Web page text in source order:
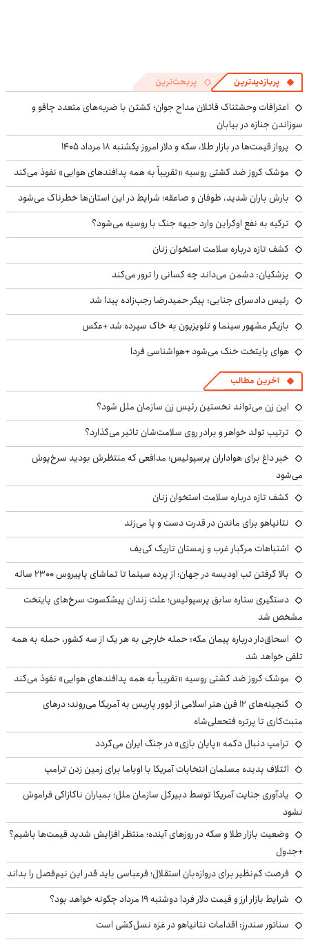
پربازدیدترین پربحث‌ترین
اعترافات وحشتناک قاتلان مداح جوان؛ کشتن با ضربه‌های متعدد چاقو و
سوزاندن جنازه در بیابان
پرواز قیمت‌ها در بازار طلا، سکه و دلار امروز یکشنبه ۱۸ مرداد ۱۴۰۵
موشک کروز ضد کشتی روسیه «تقریباً به همه پدافندهای هوایی» نفوذ می‌کند
بارش باران شدید، طوفان و صاعقه؛ شرایط در این استان‌ها خطرناک می‌شود
ترکیه به نفع اوکراین وارد جبهه جنگ با روسیه می‌شود؟
کشف تازه درباره سلامت استخوان زنان
پزشکیان: دشمن می‌داند چه کسانی را ترور می‌کند
رئیس دادسرای جنایی: پیکر حمیدرضا رجب‌زاده پیدا شد
بازیگر مشهور سینما و تلویزیون به خاک سپرده شد +عکس
هوای پایتخت خنک می‌شود +هواشناسی فردا
آخرین مطالب
این زن می‌تواند نخستین رئیس زن سازمان ملل شود؟
ترتیب تولد خواهر و برادر روی سلامت‌شان تاثیر می‌گذارد؟
خبر داغ برای هواداران پرسپولیس؛ مدافعی که منتظرش بودید سرخ‌پوش
می‌شود
کشف تازه درباره سلامت استخوان زنان
نتانیاهو برای ماندن در قدرت دست و پا می‌زند
اشتباهات مرگبار غرب و زمستان تاریک کی‌یف
بالا گرفتن تب اودیسه در جهان؛ از پرده سینما تا تماشای پاپیروس ۲۳۰۰ ساله
دستگیری ستاره سابق پرسپولیس؛ علت زندان پیشکسوت سرخ‌های پایتخت
مشخص شد
اسحاق‌دار درباره پیمان مکه: حمله خارجی به هر یک از سه کشور، حمله به همه
تلقی خواهد شد
موشک کروز ضد کشتی روسیه «تقریباً به همه پدافندهای هوایی» نفوذ می‌کند
گنجینه‌های ۱۲ قرن هنر اسلامی از لوور پاریس به آمریکا می‌روند؛ درهای
منبت‌کاری تا پرتره فتحعلی‌شاه
ترامپ دنبال دکمه «پایان بازی» در جنگ ایران می‌گردد
ائتلاف پدیده مسلمان انتخابات آمریکا با اوباما برای زمین زدن ترامپ
یادآوری جنایت آمریکا توسط دبیرکل سازمان ملل؛ بمباران ناکازاکی فراموش
نشود
وضعیت بازار طلا و سکه در روزهای آینده؛ منتظر افزایش شدید قیمت‌ها باشیم؟
+جدول
فرصت کم‌نظیر برای دروازه‌بان استقلال؛ فرعباسی باید قدر این نیم‌فصل را بداند
شرایط بازار ارز و قیمت دلار فردا دوشنبه ۱۹ مرداد چگونه خواهد بود؟
سناتور سندرز: اقدامات نتانیاهو در غزه نسل‌کشی است